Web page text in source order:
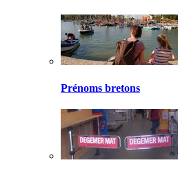
Prénoms bretons